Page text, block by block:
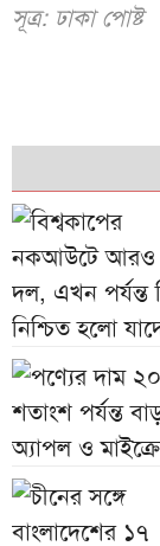
সূত্র: ঢাকা পোষ্ট